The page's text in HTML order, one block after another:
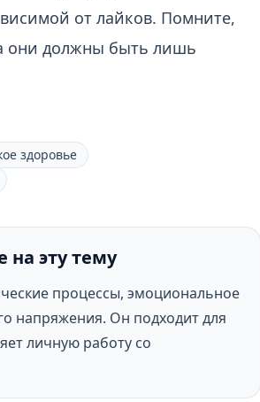
от лайков. Помните,
они должны быть лишь
здоровье
эту тему
процессы, эмоциональное
напряжения. Он подходит для
личную работу со